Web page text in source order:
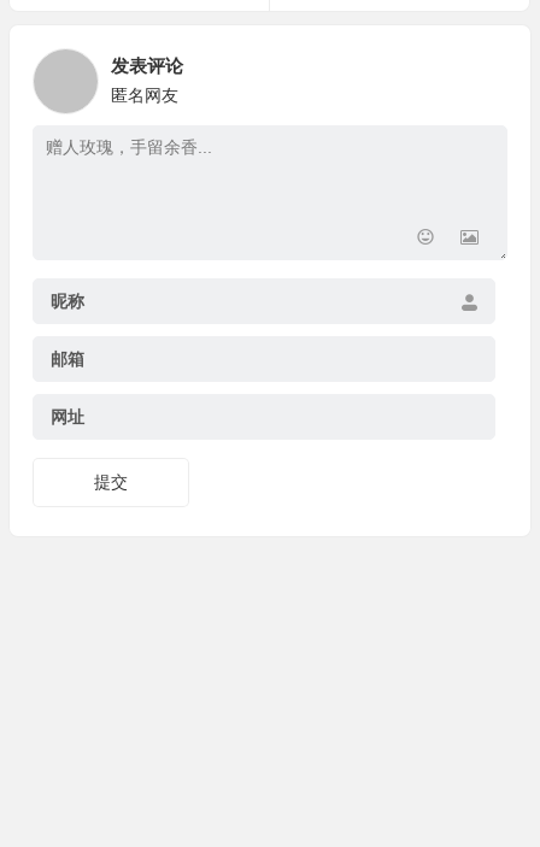
发表评论
匿名网友
昵称
邮箱
网址
提交